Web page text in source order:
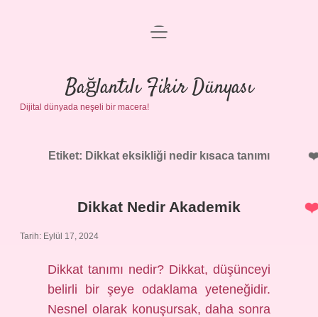
Anasayfa
Gizlilik Politikası
Yasal Uyarı
menüyü
Bağlantılı Fikir Dünyası
Dijital dünyada neşeli bir macera!
Etiket: Dikkat eksikliği nedir kısaca tanımı
Dikkat Nedir Akademik
Tarih: Eylül 17, 2024
Dikkat tanımı nedir? Dikkat, düşünceyi
belirli bir şeye odaklama yeteneğidir.
Nesnel olarak konuşursak, daha sonra